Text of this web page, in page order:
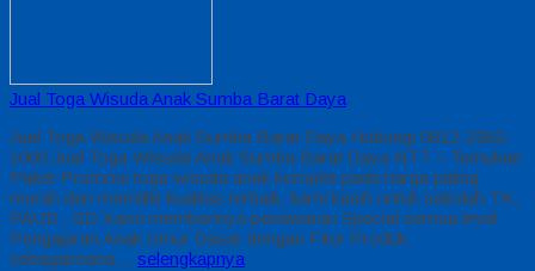
Jual Toga Wisuda Anak Sumba Barat Daya
Jual Toga Wisuda Anak Sumba Barat Daya Hubungi 0812-2282-
1060 Jual Toga Wisuda Anak Sumba Barat Daya NTT – Temukan
Paket Promosi toga wisuda anak komplet pada harga paling
murah dan memiliki kualitas terbaik, kami kasih untuk sekolah TK,
PAUD , SD Kami memberinya penawaran Special semua level
Pengajaran Anak Umur Dasar dengan Fitur Produk
sebagaimana… selengkapnya